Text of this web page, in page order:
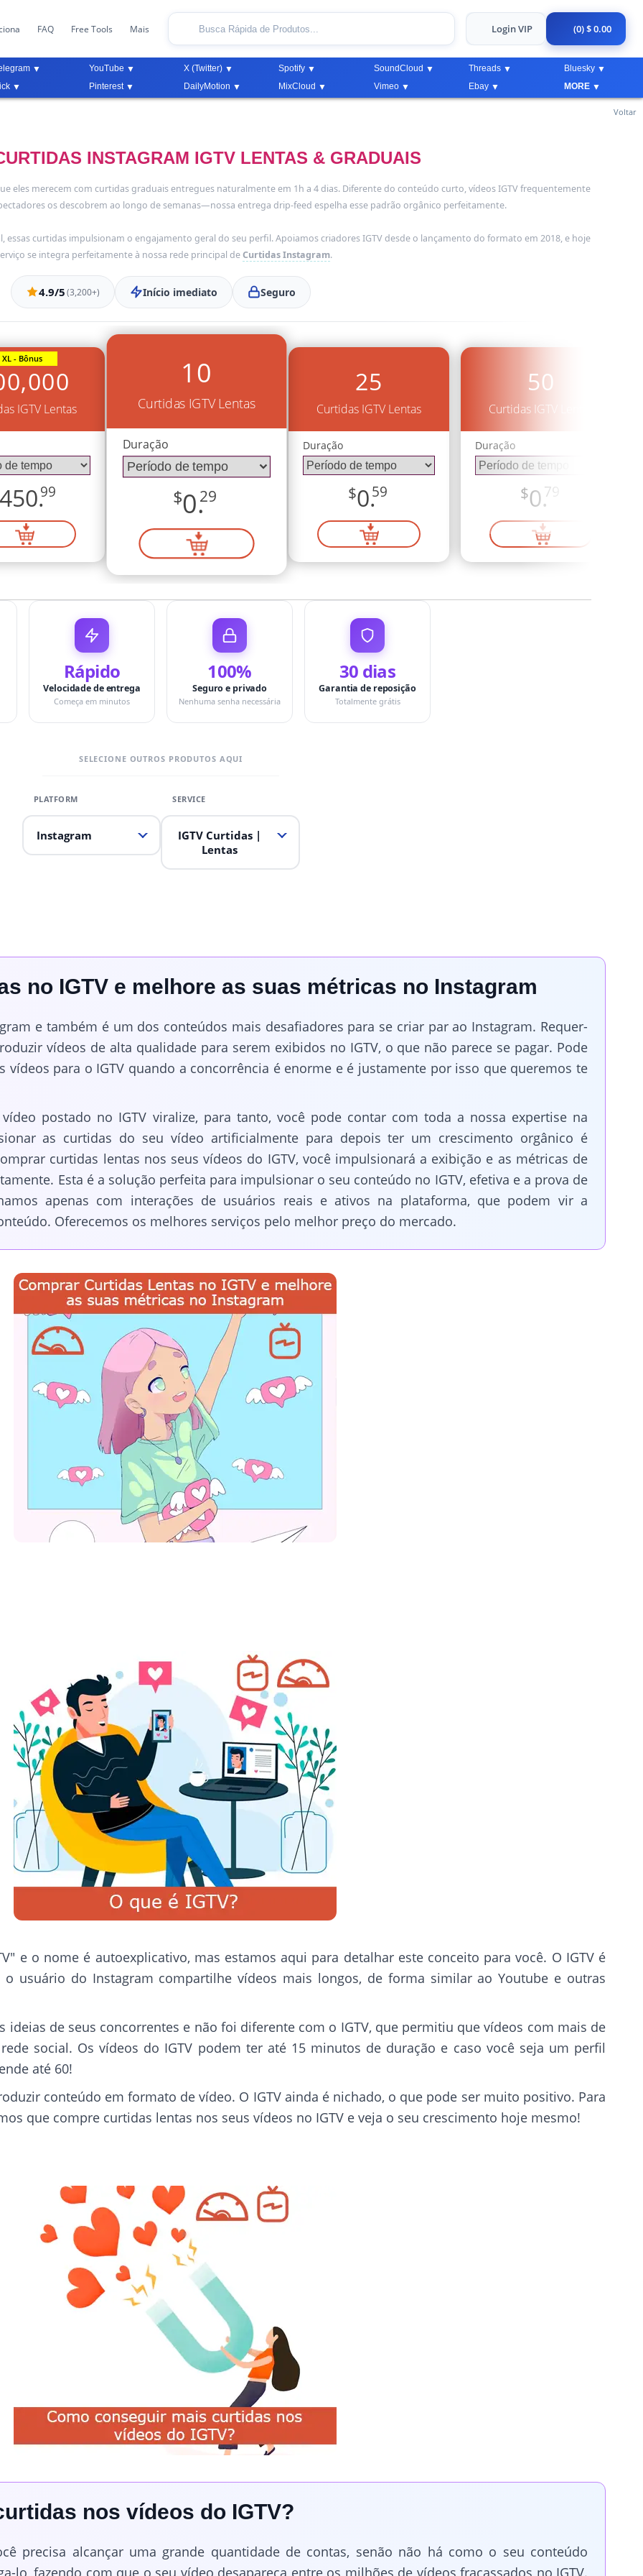
FAQ Free Tools Mais Login VIP (0) $ 0.00
YouTube X (Twitter) Spotify SoundCloud Threads
Bluesky
Pinterest DailyMotion MixCloud Vimeo Ebay MORE
Voltar
INSTAGRAM IGTV LENTAS & GRADUAIS
eles merecem com curtidas graduais entregues naturalmente em 1h a 4 dias. Diferente do conteúdo curto, vídeos IGTV frequentemente
os descobrem ao longo de semanas—nossa entrega drip-feed espelha esse padrão orgânico perfeitamente.
essas curtidas impulsionam o engajamento geral do seu perfil. Apoiamos criadores IGTV desde o lançamento do formato em 2018, e hoje
se integra perfeitamente à nossa rede principal deCurtidas Instagram.
4.9/5(3,200+) Início imediato Seguro
XL - Bônus
IGTV Lentas
450.99
10
Curtidas IGTV Lentas
Duração
$0.29
25
Curtidas IGTV Lentas
Duração
$0.59
50
Curtidas IGTV Lentas
Duração
$0.79
Rápido
Velocidade de entrega
Começa em minutos
100%
Seguro e privado
Nenhuma senha necessária
30 dias
Garantia de reposição
Totalmente grátis
SELECIONE OUTROS PRODUTOS AQUI
Instagram
IGTV Curtidas |
Lentas
no IGTV e melhore as suas métricas no Instagram
e também é um dos conteúdos mais desafiadores para se criar par ao Instagram. Requer-
vídeos de alta qualidade para serem exibidos no IGTV, o que não parece se pagar. Pode
para o IGTV quando a concorrência é enorme e é justamente por isso que queremos te
postado no IGTV viralize, para tanto, você pode contar com toda a nossa expertise na
as curtidas do seu vídeo artificialmente para depois ter um crescimento orgânico é
curtidas lentas nos seus vídeos do IGTV, você impulsionará a exibição e as métricas de
Esta é a solução perfeita para impulsionar o seu conteúdo no IGTV, efetiva e a prova de
apenas com interações de usuários reais e ativos na plataforma, que podem vir a
Oferecemos os melhores serviços pelo melhor preço do mercado.
e o nome é autoexplicativo, mas estamos aqui para detalhar este conceito para você. O IGTV é
usuário do Instagram compartilhe vídeos mais longos, de forma similar ao Youtube e outras
de seus concorrentes e não foi diferente com o IGTV, que permitiu que vídeos com mais de
social. Os vídeos do IGTV podem ter até 15 minutos de duração e caso você seja um perfil
até 60!
conteúdo em formato de vídeo. O IGTV ainda é nichado, o que pode ser muito positivo. Para
que compre curtidas lentas nos seus vídeos no IGTV e veja o seu crescimento hoje mesmo!
nos vídeos do IGTV?
precisa alcançar uma grande quantidade de contas, senão não há como o seu conteúdo
lo, fazendo com que o seu vídeo desapareça entre os milhões de vídeos fracassados no IGTV.